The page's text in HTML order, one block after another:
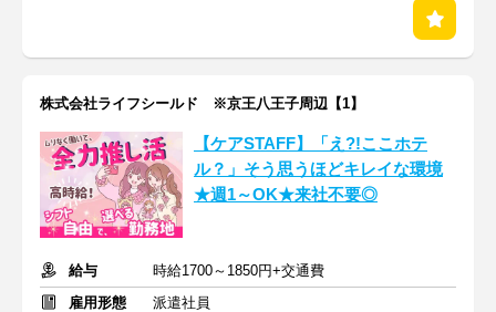
株式会社ライフシールド ※京王八王子周辺【1】
【ケアSTAFF】「え?!ここホテ
ル？」そう思うほどキレイな環境
★週1～OK★来社不要◎
給与
時給1700～1850円+交通費
雇用形態
派遣社員